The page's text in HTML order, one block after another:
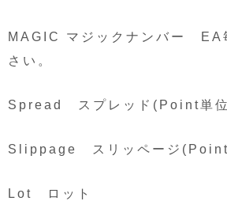
MAGIC マジックナンバー EA
さい。
Spread スプレッド(Point単
Slippage スリッページ(Point
Lot ロット